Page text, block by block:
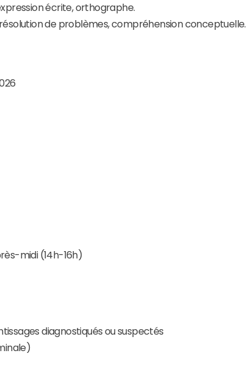
écrite, orthographe.
de problèmes, compréhension conceptuelle.
midi (14h-16h)
diagnostiqués ou suspectés